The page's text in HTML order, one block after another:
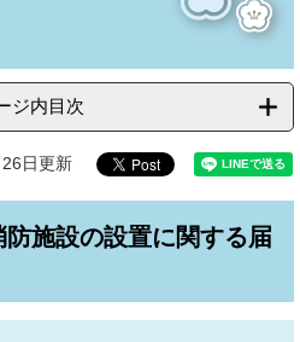
ジ内目次
日更新
施設の設置に関する届